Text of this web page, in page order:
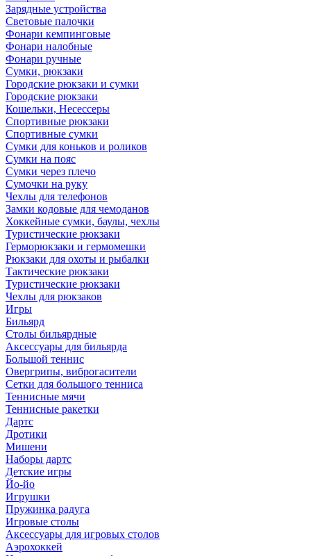
Зарядные устройства
Световые палочки
Фонари кемпинговые
Фонари налобные
Фонари ручные
Сумки, рюкзаки
Городские рюкзаки и сумки
Городские рюкзаки
Кошельки, Несессеры
Спортивные рюкзаки
Спортивные сумки
Сумки для коньков и роликов
Сумки на пояс
Сумки через плечо
Сумочки на руку
Чехлы для телефонов
Замки кодовые для чемоданов
Хоккейные сумки, баулы, чехлы
Туристические рюкзаки
Герморюкзаки и гермомешки
Рюкзаки для охоты и рыбалки
Тактические рюкзаки
Туристические рюкзаки
Чехлы для рюкзаков
Игры
Бильярд
Столы бильярдные
Аксессуары для бильярда
Большой теннис
Овергрипы, виброгасители
Сетки для большого тенниса
Теннисные мячи
Теннисные ракетки
Дартс
Дротики
Мишени
Наборы дартс
Детские игры
Йо-йо
Игрушки
Пружинка радуга
Игровые столы
Аксессуары для игровых столов
Аэрохоккей